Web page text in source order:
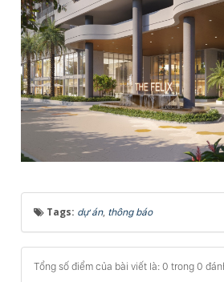
Tags: dự án, thông báo
Tổng số điểm của bài viết là: 0 trong 0